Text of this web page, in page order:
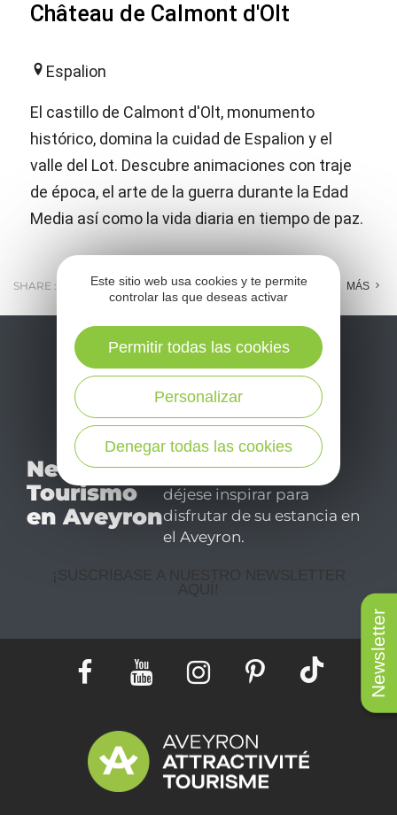
Newsletter
Château de Calmont d'Olt
Espalion
El castillo de Calmont d'Olt, monumento
histórico, domina la cuidad de Espalion y el
valle del Lot. Descubre animaciones con traje
de época, el arte de la guerra durante la Edad
Media así como la vida diaria en tiempo de paz.
SHARE : E-MAIL MESSENGER FACEBOOK MÁS
Newsletter
Tourismo
en Aveyron
No se pierda nuestro
mensual newsletter y
déjese inspirar para
disfrutar de su estancia en
el Aveyron.
¡SUSCRÍBASE A NUESTRO NEWSLETTER
AQUÍ!
Este sitio web usa cookies y te permite
controlar las que deseas activar
Denegar todas las cookies
Personalizar
Permitir todas las cookies